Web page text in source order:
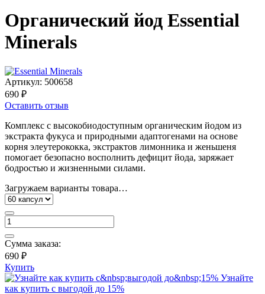
Органический йод Essential
Minerals
Артикул: 500658
690 ₽
Оставить отзыв
Комплекс с высокобиодоступным органическим йодом из
экстракта фукуса и природными адаптогенами на основе
корня элеутерококка, экстрактов лимонника и женьшеня
помогает безопасно восполнить дефицит йода, заряжает
бодростью и жизненными силами.
Загружаем варианты товара…
Сумма заказа:
690 ₽
Купить
Узнайте
как купить с выгодой до 15%